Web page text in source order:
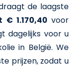
de laagste
€ 1.170,40 voor
dagelijks voor u
in België. We
prijzen, zodat u